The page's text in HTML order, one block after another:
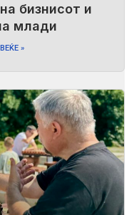
бизнисот и
млади
»